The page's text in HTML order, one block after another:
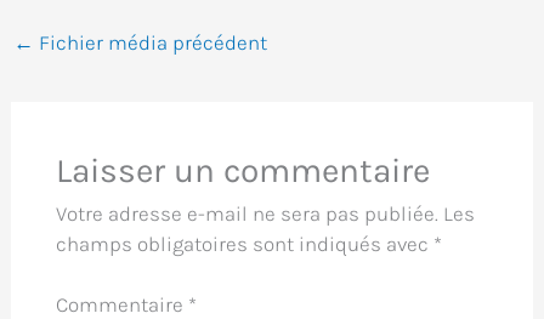
← Fichier média précédent
Laisser un commentaire
Votre adresse e-mail ne sera pas publiée. Les
champs obligatoires sont indiqués avec *
Commentaire *